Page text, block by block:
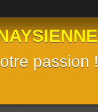
passion !